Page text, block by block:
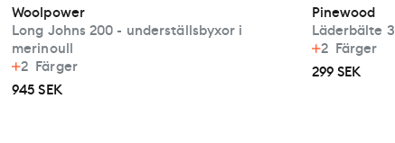
Woolpower
Long Johns 200 - underställsbyxor i
merinoull
2 Färger
945 SEK
Pinewood
Läderbälte
2 Färger
299 SEK